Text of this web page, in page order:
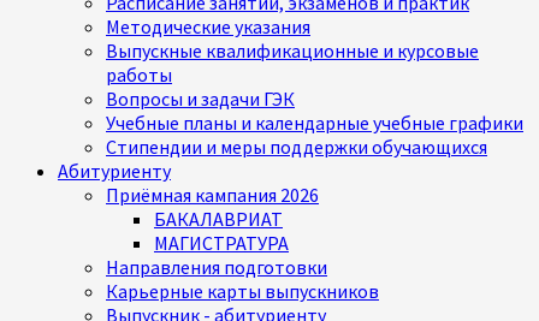
Методические указания
Выпускные квалификационные и курсовые
работы
Вопросы и задачи ГЭК
Учебные планы и календарные учебные графики
Стипендии и меры поддержки обучающихся
Абитуриенту
Приёмная кампания 2026
БАКАЛАВРИАТ
МАГИСТРАТУРА
Направления подготовки
Карьерные карты выпускников
Выпускник - абитуриенту